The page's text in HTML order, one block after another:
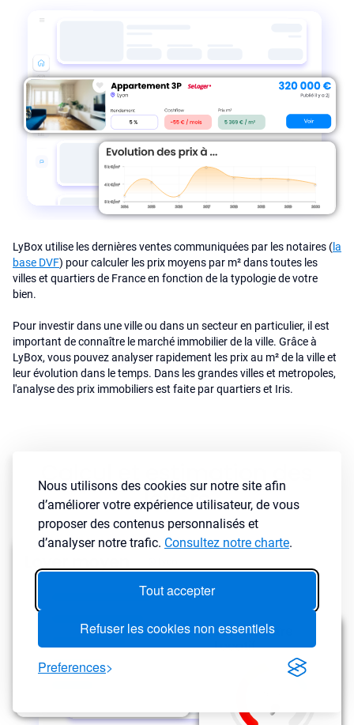
Nous utilisons des cookies sur notre site afin
d’améliorer votre expérience utilisateur, de vous
proposer des contenus personnalisés et
d’analyser notre trafic. Consultez notre charte.
Tout accepter
Refuser les cookies non essentiels
Preferences
LyBox utilise les dernières ventes communiquées par les notaires (la
base DVF) pour calculer les prix moyens par m² dans toutes les
villes et quartiers de France en fonction de la typologie de votre
bien.
Pour investir dans une ville ou dans un secteur en particulier, il est
important de connaître le marché immobilier de la ville. Grâce à
LyBox, vous pouvez analyser rapidement les prix au m² de la ville et
leur évolution dans le temps. Dans les grandes villes et metropoles,
l'analyse des prix immobiliers est faite par quartiers et Iris.
Calcul et estimation des
loyers